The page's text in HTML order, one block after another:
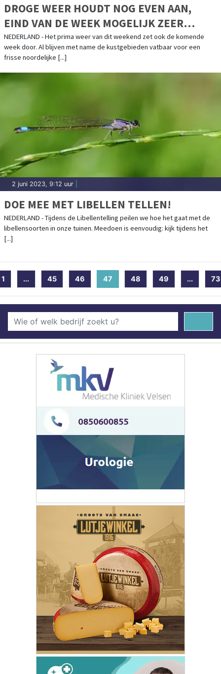
DROGE WEER HOUDT NOG EVEN AAN,
EIND VAN DE WEEK MOGELIJK ZEER
WARM
NEDERLAND - Het prima weer van dit weekend zet ook de komende
week door. Al blijven met name de kustgebieden vatbaar voor een
frisse noordelijke [...]
2 juni 2023, 9:12 uur
DOE MEE MET LIBELLEN TELLEN!
NEDERLAND - Tijdens de Libellentelling peilen we hoe het gaat met de
libellensoorten in onze tuinen. Meedoen is eenvoudig: kijk tijdens het
[...]
1 ... 45 46 47 (current)
48 49 ... 73